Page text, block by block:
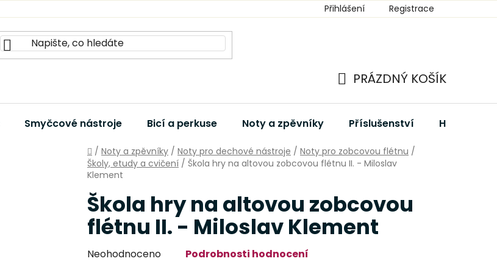
Přihlášení Registrace
KOŠÍK
PRÁZDNÝ KOŠÍK
Smyčcové nástroje Bicí a perkuse Noty a zpěvníky Příslušenství Hudební
Domů
/ Noty a zpěvníky / Noty pro dechové nástroje / Noty pro zobcovou flétnu /
Školy, etudy a cvičení / Škola hry na altovou zobcovou flétnu II. - Miloslav
Klement
Škola hry na altovou zobcovou
flétnu II. - Miloslav Klement
Průměrné
Neohodnoceno Podrobnosti hodnocení